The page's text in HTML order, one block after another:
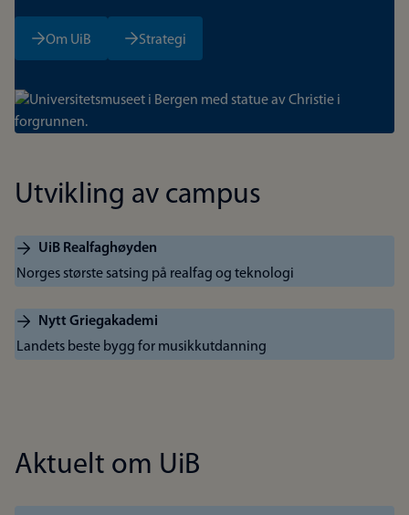
Om UiB Strategi
Bilde
Utvikling av campus
UiB Realfaghøyden
Norges største satsing på realfag og teknologi
Nytt Griegakademi
Landets beste bygg for musikkutdanning
Aktuelt om UiB